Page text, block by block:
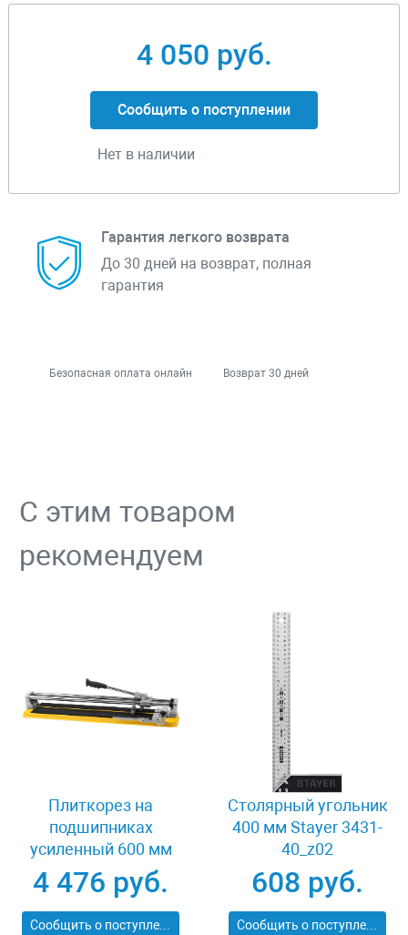
4 050 руб.
Сообщить о поступлении
Нет в наличии
Гарантия легкого возврата
До 30 дней на возврат, полная
гарантия
Безопасная оплата онлайн Возврат 30 дней
С этим товаром
рекомендуем
Плиткорез на
подшипниках
усиленный 600 мм
Stayer PROFI 3318-60
4 476 руб.
Сообщить о поступлении
Столярный угольник
400 мм Stayer 3431-
40_z02
608 руб.
Сообщить о поступлении